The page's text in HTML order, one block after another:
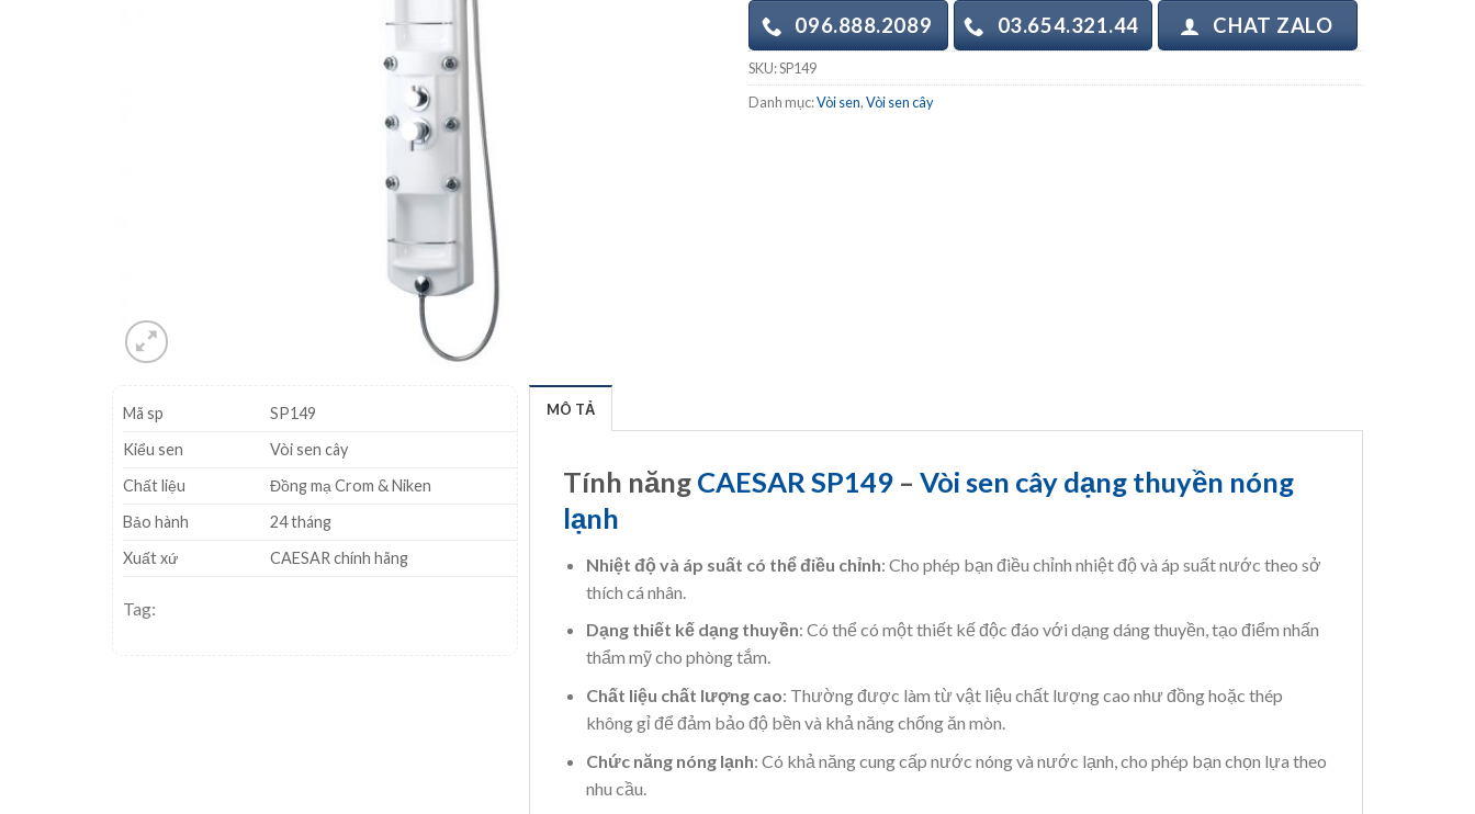
096.888.2089 03.654.321.44 CHAT ZALO
SKU:SP149
Danh mục:Vòi sen,Vòi sen cây
Mã sp
SP149
Kiểu sen
Vòi sen cây
Chất liệu
Đồng mạ Crom & Niken
Bảo hành
24 tháng
Xuất xứ
CAESAR chính hãng
Tag:
MÔ TẢ
Tính năng CAESAR SP149 – Vòi sen cây dạng thuyền nóng
lạnh
Nhiệt độ và áp suất có thể điều chỉnh: Cho phép bạn điều chỉnh nhiệt độ và áp suất nước theo sở
thích cá nhân.
Dạng thiết kế dạng thuyền: Có thể có một thiết kế độc đáo với dạng dáng thuyền, tạo điểm nhấn
thẩm mỹ cho phòng tắm.
Chất liệu chất lượng cao: Thường được làm từ vật liệu chất lượng cao như đồng hoặc thép
không gỉ để đảm bảo độ bền và khả năng chống ăn mòn.
Chức năng nóng lạnh: Có khả năng cung cấp nước nóng và nước lạnh, cho phép bạn chọn lựa theo
nhu cầu.